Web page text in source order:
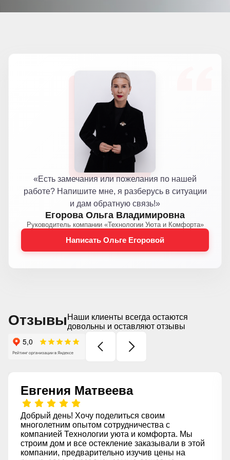
«Есть замечания или пожелания по нашей
работе? Напишите мне, я разберусь в ситуации
и дам обратную связь!»
Егорова Ольга Владимировна
Руководитель компании «Технологии Уюта и Комфорта»
Написать Ольге Егоровой
Отзывы Наши клиенты всегда остаются
довольны и оставляют отзывы
Евгения Матвеева
Добрый день! Хочу поделиться своим
многолетним опытом сотрудничества с
компанией Технологии уюта и комфорта. Мы
строим дом и все остекление заказывали в этой
компании, предварительно изучив цены на